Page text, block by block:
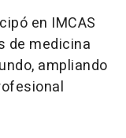
en IMCAS
de medicina
ampliando